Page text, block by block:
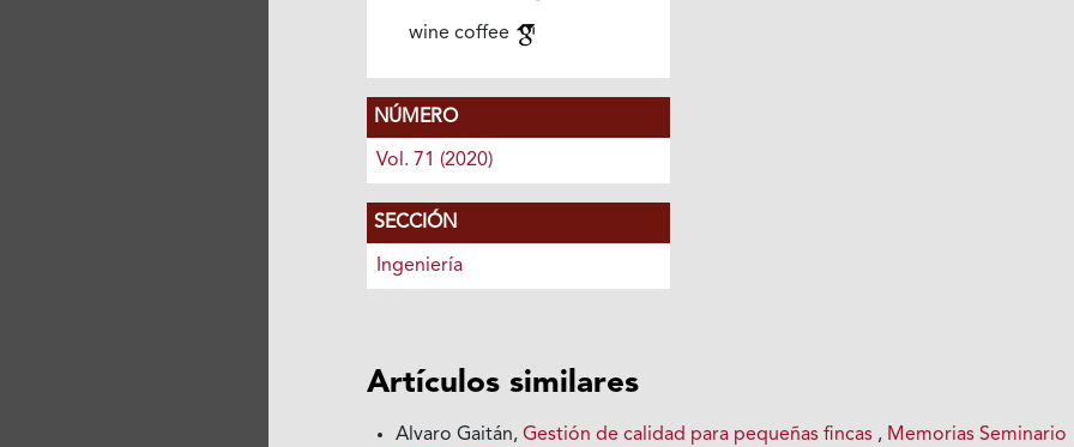
wine coffee
NÚMERO
Vol. 71 (2020)
SECCIÓN
Ingeniería
Artículos similares
Alvaro Gaitán,Gestión de calidad para pequeñas fincas , Memorias Seminario